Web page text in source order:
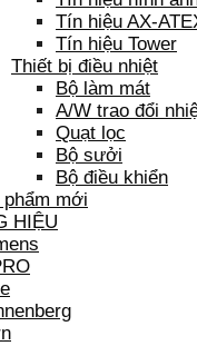
Tín hiệu AX-
Tín hiệu Tower
Thiết bị điều nhiệt
Bộ làm mát
A/W trao đổi
Quạt lọc
Bộ sưởi
Bộ điều khiển
phẩm mới
HIỆU